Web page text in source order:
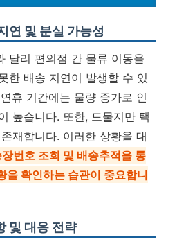
연 및 분실 가능성
달리 편의점 간 물류 이동을
한 배송 지연이 발생할 수 있
휴 기간에는 물량 증가로 인
높습니다. 또한, 드물지만 택
재합니다. 이러한 상황을 대
번호 조회 및 배송추적을 통
을 확인하는 습관이 중요합니
및 대응 전략